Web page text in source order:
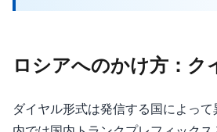
ロシアへのかけ方：ク
ダイヤル形式は発信する国によっ